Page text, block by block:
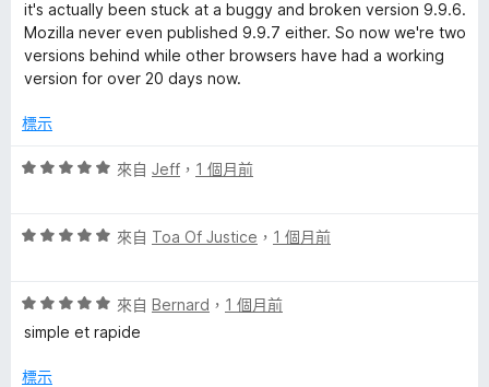
M
a
a
g
e
r
5
分
，
滿
分
5
it's actually been stuck at a buggy and broken version 9.9.6.
Mozilla never even published 9.9.7 either. So now we're two
versions behind while other browsers have had a working
version for over 20 days now.
標示
評
分
分
5
來自 Jeff ， 1 個月前
評
分
，
分
來自 Toa Of Justice ， 1 個月前
評
價
分
來自 Bernard ， 1 個月前
simple et rapide
標示